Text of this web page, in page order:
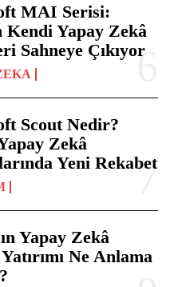
MAI Serisi:
Kendi Yapay Zekâ
Sahneye Çıkıyor
Scout Nedir?
Zekâ
Yeni Rekabet
Yapay Zekâ
Ne Anlama